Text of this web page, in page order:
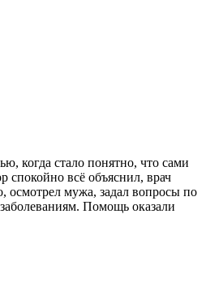
когда стало понятно, что сами
спокойно всё объяснил, врач
осмотрел мужа, задал вопросы по
Помощь оказали